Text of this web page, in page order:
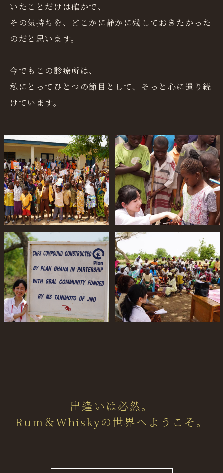
いたことだけは確かで、
その気持ちを、どこかに静かに残しておきたかった
のだと思います。
今でもこの診療所は、
私にとってひとつの節目として、そっと心に遺り続
けています。
出逢いは必然。
Rum＆Whiskyの世界へようこそ。